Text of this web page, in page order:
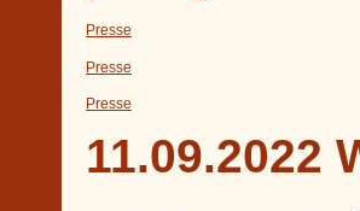
Presse
Presse
Presse
11.09.2022